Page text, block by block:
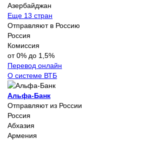
Азербайджан
Еще 13 стран
Отправляют в Россию
Россия
Комиссия
от 0% до 1,5%
Перевод онлайн
О системе ВТБ
Альфа-Банк
Отправляют из России
Россия
Абхазия
Армения